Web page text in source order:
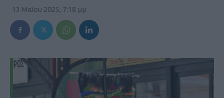
13 Μαΐου 2025, 7:18 μμ